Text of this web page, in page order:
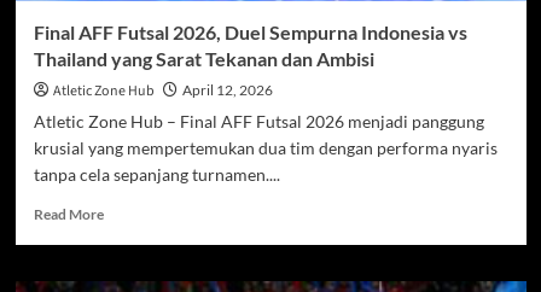
Final AFF Futsal 2026, Duel Sempurna Indonesia vs
Thailand yang Sarat Tekanan dan Ambisi
Atletic Zone Hub April 12, 2026
Atletic Zone Hub – Final AFF Futsal 2026 menjadi panggung
krusial yang mempertemukan dua tim dengan performa nyaris
tanpa cela sepanjang turnamen....
Read MoreRead
Final